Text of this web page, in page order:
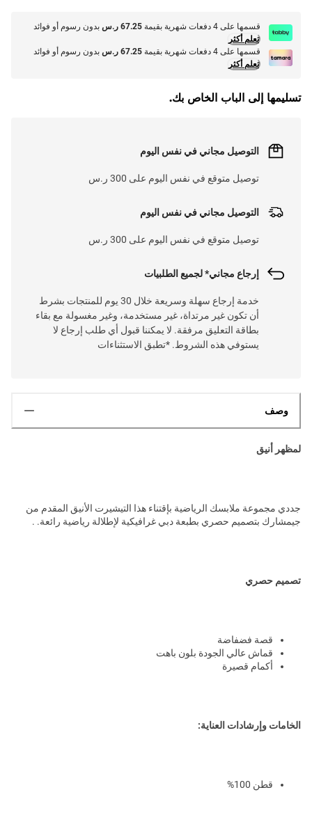
قسمها على 4 دفعات شهرية بقيمة 67.25 ر.س
بدون رسوم أو فوائد
تعلم أكثر
قسمها على 4 دفعات شهرية بقيمة
67.25 ر.س
بدون رسوم أو فوائد
تعلم أكثر
تسليمها إلى الباب الخاص بك.
التوصيل مجاني في نفس اليوم
توصيل متوقع في نفس اليوم على 300 ر.س
التوصيل مجاني في نفس اليوم
توصيل متوقع في نفس اليوم على 300 ر.س
إرجاع مجاني* لجميع الطلبيات
خدمة إرجاع سهلة وسريعة خلال 30 يوم للمنتجات بشرط
أن تكون غير مرتداة، غير مستخدمة، وغير مغسولة مع بقاء
بطاقة التعليق مرفقة. لا يمكننا قبول أي طلب إرجاع لا
يستوفي هذه الشروط. *تطبق الاستثناءات
وصف
لمظهر أنيق
جددي مجموعة ملابسك الرياضية بإقتناء هذا التيشيرت الأنيق المقدم من
جيمشارك بتصميم حصري بطبعة دبي غرافيكية لإطلالة رياضية رائعة. .
تصميم حصري
قصة فضفاضة
قماش عالي الجودة بلون باهت
أكمام قصيرة
الخامات وإرشادات العناية:
قطن 100%